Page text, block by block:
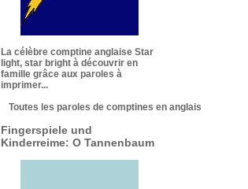
La célèbre comptine anglaise Star
light, star bright à découvrir en
famille grâce aux paroles à
imprimer...
Toutes les paroles de comptines en anglais
Fingerspiele und
Kinderreime: O Tannenbaum